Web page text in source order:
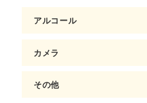
アルコール
カメラ
その他